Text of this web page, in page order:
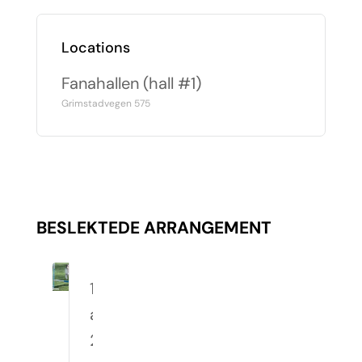
Locations
Fanahallen (hall #1)
Grimstadvegen 575
BESLEKTEDE ARRANGEMENT
10.
august
2026